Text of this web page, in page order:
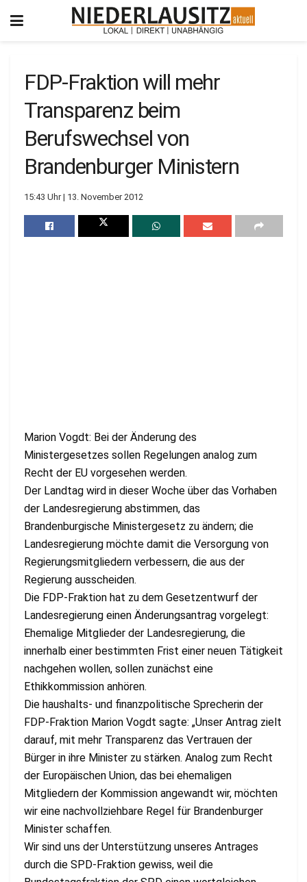
FDP-Fraktion will mehr
Transparenz beim
Berufswechsel von
Brandenburger Ministern
15:43 Uhr | 13. November 2012
Marion Vogdt: Bei der Änderung des
Ministergesetzes sollen Regelungen analog zum
Recht der EU vorgesehen werden.
Der Landtag wird in dieser Woche über das Vorhaben
der Landesregierung abstimmen, das
Brandenburgische Ministergesetz zu ändern; die
Landesregierung möchte damit die Versorgung von
Regierungsmitgliedern verbessern, die aus der
Regierung ausscheiden.
Die FDP-Fraktion hat zu dem Gesetzentwurf der
Landesregierung einen Änderungsantrag vorgelegt:
Ehemalige Mitglieder der Landesregierung, die
innerhalb einer bestimmten Frist einer neuen Tätigkeit
nachgehen wollen, sollen zunächst eine
Ethikkommission anhören.
Die haushalts- und finanzpolitische Sprecherin der
FDP-Fraktion Marion Vogdt sagte: „Unser Antrag zielt
darauf, mit mehr Transparenz das Vertrauen der
Bürger in ihre Minister zu stärken. Analog zum Recht
der Europäischen Union, das bei ehemaligen
Mitgliedern der Kommission angewandt wir, möchten
wir eine nachvollziehbare Regel für Brandenburger
Minister schaffen.
Wir sind uns der Unterstützung unseres Antrages
durch die SPD-Fraktion gewiss, weil die